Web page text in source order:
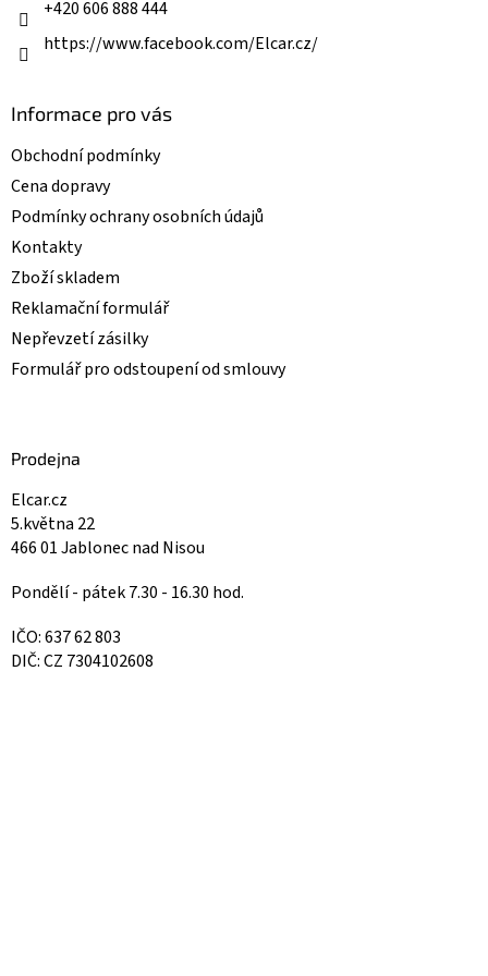
+420 606 888 444
https://www.facebook.com/Elcar.cz/
Informace pro vás
Obchodní podmínky
Cena dopravy
Podmínky ochrany osobních údajů
Kontakty
Zboží skladem
Reklamační formulář
Nepřevzetí zásilky
Formulář pro odstoupení od smlouvy
Prodejna
Elcar.cz
5.května 22
466 01 Jablonec nad Nisou
Pondělí - pátek 7.30 - 16.30 hod.
IČO: 637 62 803
DIČ: CZ 7304102608